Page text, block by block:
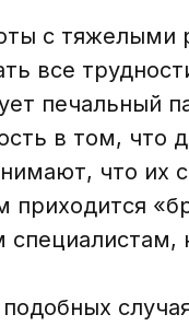
с тяжелыми
все
печальный
в том, что
что их
приходится